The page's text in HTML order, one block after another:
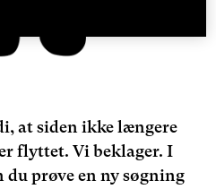
at siden ikke længere
flyttet. Vi beklager. I
prøve en ny søgning